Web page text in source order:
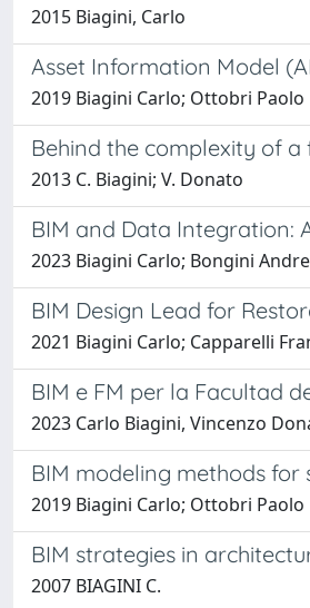
2015 Biagini, Carlo
Asset Information Model
2019 Biagini Carlo; Ottobri Paolo
Behind the complexity of
2013 C. Biagini; V. Donato
BIM and Data Integration:
2023 Biagini Carlo; Bongini
BIM Design Lead for
2021 Biagini Carlo; Capparelli
BIM e FM per la Facultad
2023 Carlo Biagini, Vincenzo
BIM modeling methods for
2019 Biagini Carlo; Ottobri Paolo
BIM strategies in
2007 BIAGINI C.